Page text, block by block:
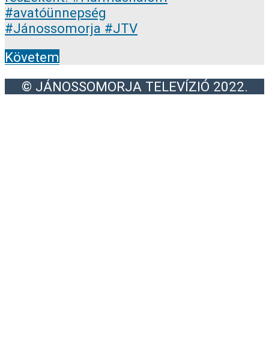
Követem
© JÁNOSSOMORJA TELEVÍZIÓ 2022.